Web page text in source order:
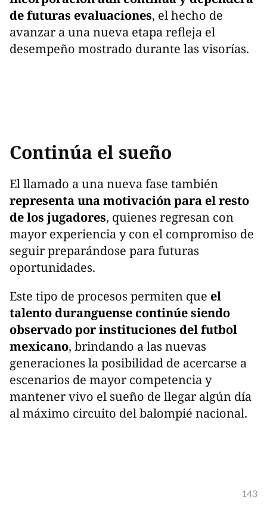
de futuras evaluaciones, el hecho de
avanzar a una nueva etapa refleja el
desempeño mostrado durante las visorías.
Continúa el sueño
El llamado a una nueva fase también
representa una motivación para el resto
de los jugadores, quienes regresan con
mayor experiencia y con el compromiso de
seguir preparándose para futuras
oportunidades.
Este tipo de procesos permiten que el
talento duranguense continúe siendo
observado por instituciones del futbol
mexicano, brindando a las nuevas
generaciones la posibilidad de acercarse a
escenarios de mayor competencia y
mantener vivo el sueño de llegar algún día
al máximo circuito del balompié nacional.
143